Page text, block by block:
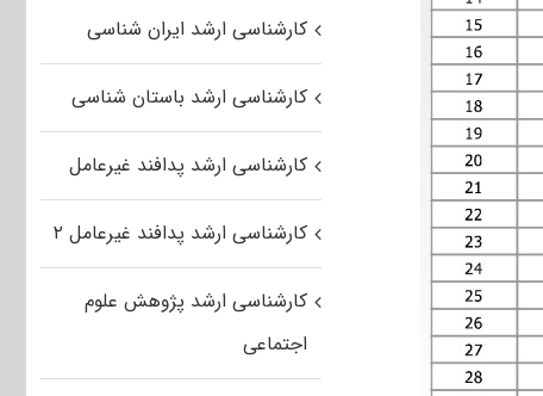
کارشناسی ارشد ایران شناسی
کارشناسی ارشد باستان شناسی
کارشناسی ارشد پدافند غیرعامل
کارشناسی ارشد پدافند غیرعامل ۲
کارشناسی ارشد پژوهش علوم
اجتماعی